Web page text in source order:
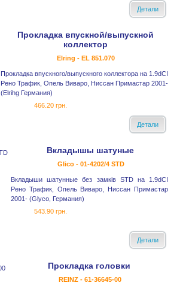
Детали
Прокладка впускной/выпускной
коллектор
Elring - EL 851.070
Прокладка впускного/выпускного коллектора на 1.9dCI
Рено Трафик, Опель Виваро, Ниссан Примастар 2001-
(Elrihg Германия)
466.20 грн.
Детали
Вкладышы шатуные
Glico - 01-4202/4 STD
Вкладыши шатунные без замків STD на 1.9dCI
Рено Трафик, Опель Виваро, Ниссан Примастар
2001- (Glyco, Германия)
543.90 грн.
Детали
Прокладка головки
REINZ - 61-36645-00